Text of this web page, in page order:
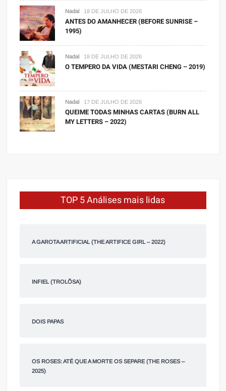
Nadal 18 DE JULHO DE 2026
ANTES DO AMANHECER (BEFORE SUNRISE –
1995)
Nadal 18 DE JULHO DE 2026
O TEMPERO DA VIDA (MESTARI CHENG – 2019)
Nadal 17 DE JULHO DE 2026
QUEIME TODAS MINHAS CARTAS (BURN ALL
MY LETTERS – 2022)
TOP 5 Análises mais lidas
A GAROTA ARTIFICIAL (THE ARTIFICE GIRL – 2022)
INFIEL (TROLÕSA)
DOIS PAPAS
OS ROSES: ATÉ QUE A MORTE OS SEPARE (THE ROSES –
2025)